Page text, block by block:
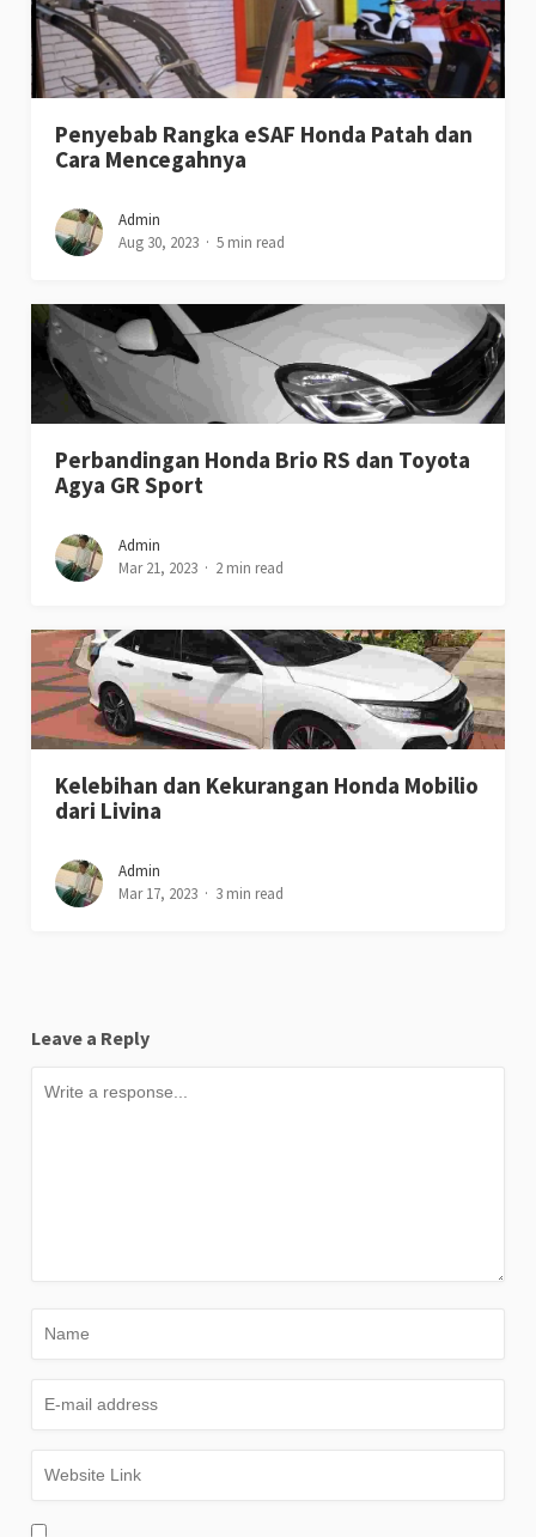
Penyebab Rangka eSAF Honda Patah dan
Cara Mencegahnya
Admin
Aug 30, 2023
5 min read
Perbandingan Honda Brio RS dan Toyota
Agya GR Sport
Admin
Mar 21, 2023
2 min read
Kelebihan dan Kekurangan Honda Mobilio
dari Livina
Admin
Mar 17, 2023
3 min read
Leave a Reply